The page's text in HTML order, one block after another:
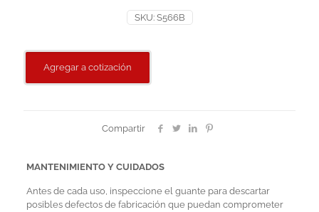
SKU: S566B
Agregar a cotización
Compartir
MANTENIMIENTO Y CUIDADOS
Antes de cada uso, inspeccione el guante para descartar
posibles defectos de fabricación que puedan comprometer